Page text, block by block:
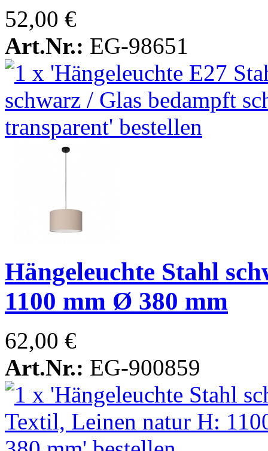
52,00 €
Art.Nr.: EG-98651
Hängeleuchte Stahl
1100 mm Ø 380 mm
62,00 €
Art.Nr.: EG-900859